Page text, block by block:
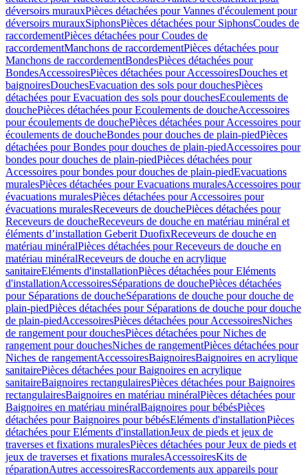
déversoirs murauxPièces détachées pour Vannes d'écoulement pour
déversoirs murauxSiphonsPièces détachées pour SiphonsCoudes de
raccordementPièces détachées pour Coudes de
raccordementManchons de raccordementPièces détachées pour
Manchons de raccordementBondesPièces détachées pour
BondesAccessoiresPièces détachées pour AccessoiresDouches et
baignoiresDouchesEvacuation des sols pour douchesPièces
détachées pour Evacuation des sols pour douchesEcoulements de
douchePièces détachées pour Ecoulements de doucheAccessoires
pour écoulements de douchePièces détachées pour Accessoires pour
écoulements de doucheBondes pour douches de plain-piedPièces
détachées pour Bondes pour douches de plain-piedAccessoires pour
bondes pour douches de plain-piedPièces détachées pour
Accessoires pour bondes pour douches de plain-piedEvacuations
muralesPièces détachées pour Evacuations muralesAccessoires pour
évacuations muralesPièces détachées pour Accessoires pour
évacuations muralesReceveurs de douchePièces détachées pour
Receveurs de doucheReceveurs de douche en matériau minéral et
éléments d’installation Geberit DuofixReceveurs de douche en
matériau minéralPièces détachées pour Receveurs de douche en
matériau minéralReceveurs de douche en acrylique
sanitaireEléments d'installationPièces détachées pour Eléments
d'installationAccessoiresSéparations de douchePièces détachées
pour Séparations de doucheSéparations de douche pour douche de
plain-piedPièces détachées pour Séparations de douche pour douche
de plain-piedAccessoiresPièces détachées pour AccessoiresNiches
de rangement pour douchesPièces détachées pour Niches de
rangement pour douchesNiches de rangementPièces détachées pour
Niches de rangementAccessoiresBaignoiresBaignoires en acrylique
sanitairePièces détachées pour Baignoires en acrylique
sanitaireBaignoires rectangulairesPièces détachées pour Baignoires
rectangulairesBaignoires en matériau minéralPièces détachées pour
Baignoires en matériau minéralBaignoires pour bébésPièces
détachées pour Baignoires pour bébésEléments d'installationPièces
détachées pour Eléments d'installationJeux de pieds et jeux de
traverses et fixations muralesPièces détachées pour Jeux de pieds et
jeux de traverses et fixations muralesAccessoiresKits de
réparationAutres accessoiresRaccordements aux appareils pour